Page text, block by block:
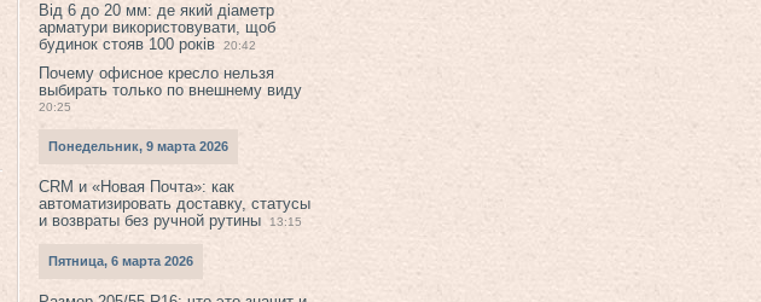
Від 6 до 20 мм: де який діаметр
арматури використовувати, щоб
будинок стояв 100 років
20:42
Почему офисное кресло нельзя
выбирать только по внешнему виду
20:25
Понедельник, 9 марта 2026
CRM и «Новая Почта»: как
автоматизировать доставку, статусы
и возвраты без ручной рутины
13:15
Пятница, 6 марта 2026